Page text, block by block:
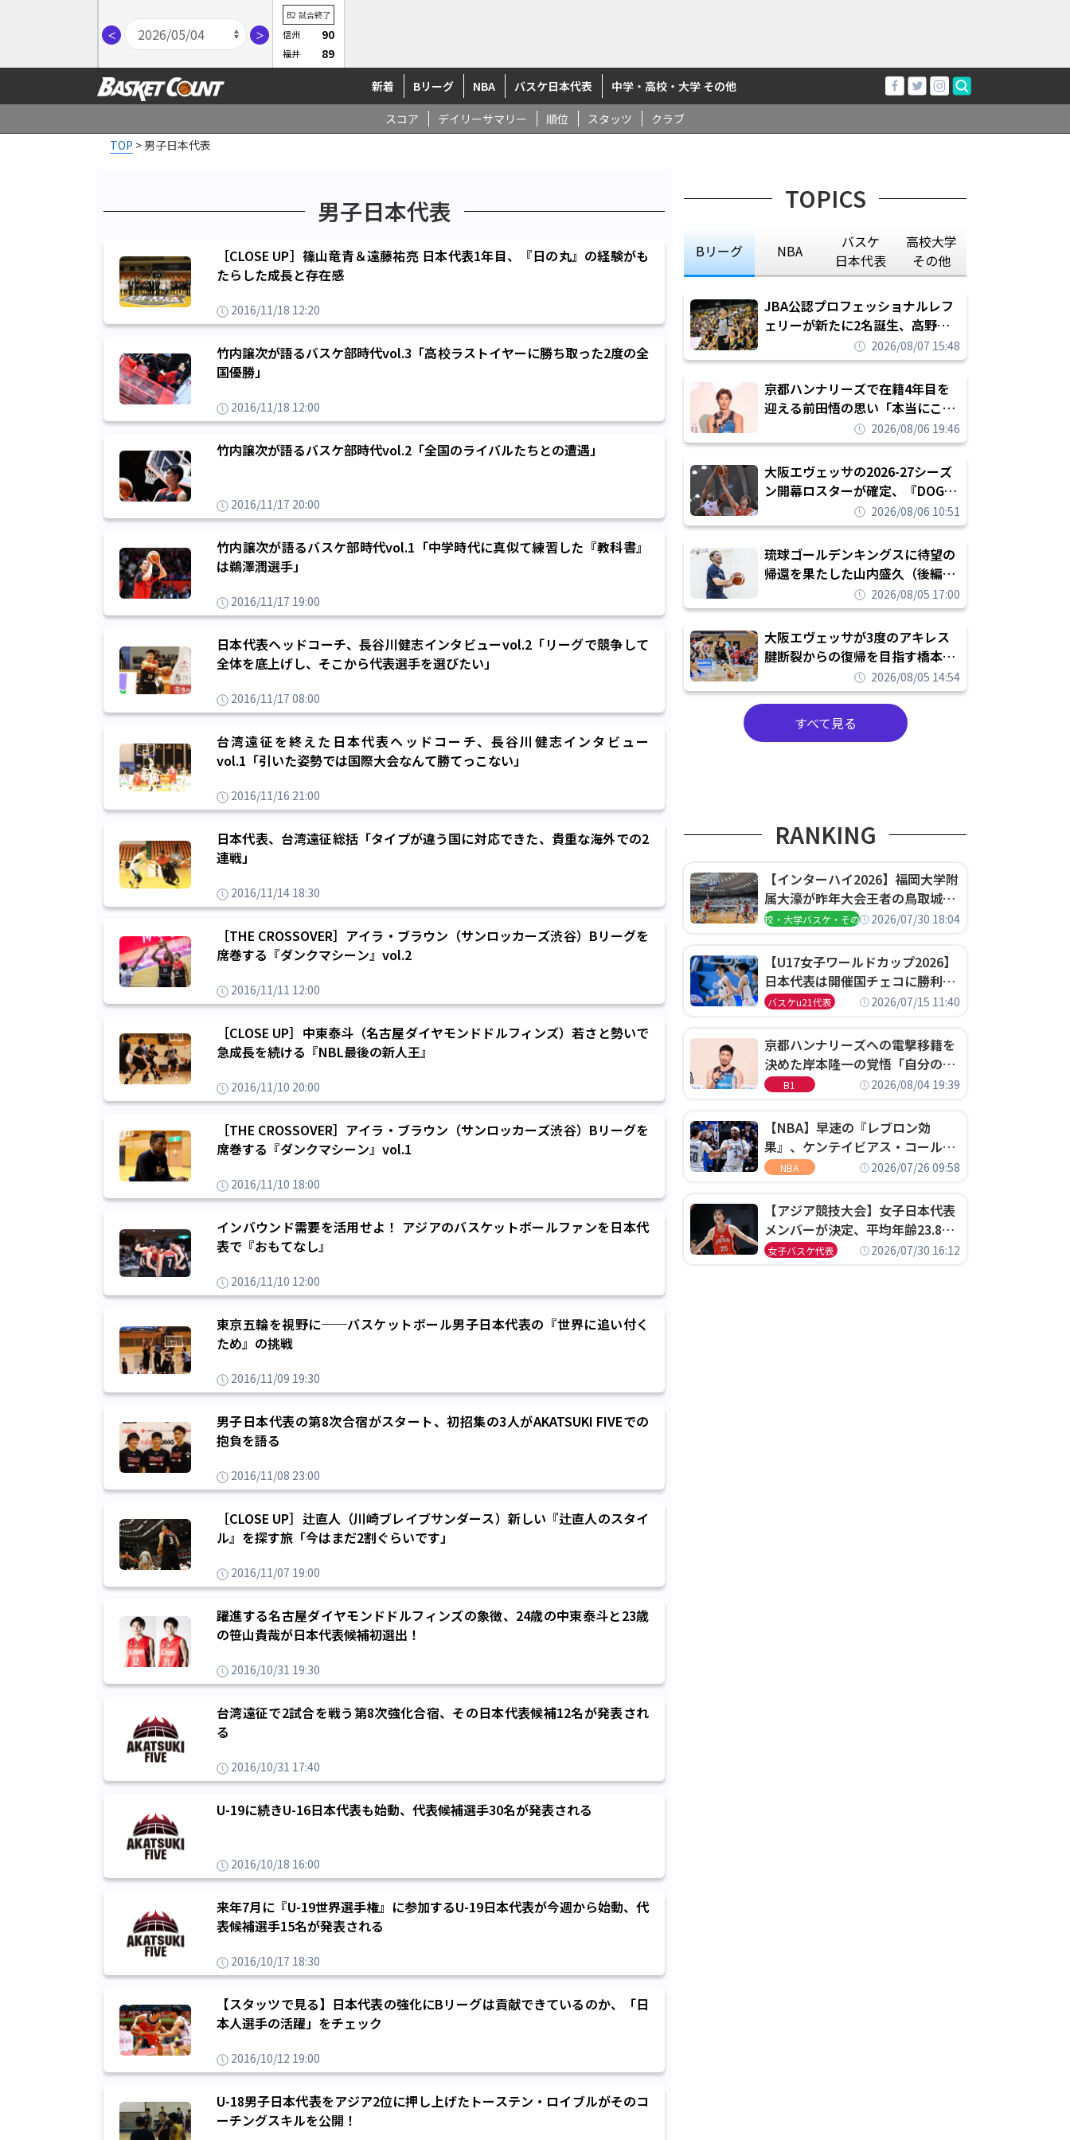
＜ ＞
B2 試合終了
信州 90
福井 89
新着 Bリーグ NBA バスケ日本代表 中学・高校・大学 その他
スコア デイリーサマリー 順位 スタッツ
クラブ
TOP >男子日本代表
男子日本代表
［CLOSE UP］篠山竜青＆遠藤祐亮 日本代表1年目、『日の丸』の経験がも
たらした成長と存在感
2016/11/18 12:20
竹内譲次が語るバスケ部時代vol.3「高校ラストイヤーに勝ち取った2度の全
国優勝」
2016/11/18 12:00
竹内譲次が語るバスケ部時代vol.2「全国のライバルたちとの遭遇」
2016/11/17 20:00
竹内譲次が語るバスケ部時代vol.1「中学時代に真似て練習した『教科書』
は鵜澤潤選手」
2016/11/17 19:00
日本代表ヘッドコーチ、長谷川健志インタビューvol.2「リーグで競争して
全体を底上げし、そこから代表選手を選びたい」
2016/11/17 08:00
台湾遠征を終えた日本代表ヘッドコーチ、長谷川健志インタビュー
vol.1「引いた姿勢では国際大会なんて勝てっこない」
2016/11/16 21:00
日本代表、台湾遠征総括「タイプが違う国に対応できた、貴重な海外での2
連戦」
2016/11/14 18:30
［THE CROSSOVER］アイラ・ブラウン（サンロッカーズ渋谷）Bリーグを
席巻する『ダンクマシーン』vol.2
2016/11/11 12:00
［CLOSE UP］中東泰斗（名古屋ダイヤモンドドルフィンズ）若さと勢いで
急成長を続ける『NBL最後の新人王』
2016/11/10 20:00
［THE CROSSOVER］アイラ・ブラウン（サンロッカーズ渋谷）Bリーグを
席巻する『ダンクマシーン』vol.1
2016/11/10 18:00
インバウンド需要を活用せよ！ アジアのバスケットボールファンを日本代
表で『おもてなし』
2016/11/10 12:00
東京五輪を視野に──バスケットボール男子日本代表の『世界に追い付く
ため』の挑戦
2016/11/09 19:30
男子日本代表の第8次合宿がスタート、初招集の3人がAKATSUKI FIVEでの
抱負を語る
2016/11/08 23:00
［CLOSE UP］辻直人（川崎ブレイブサンダース）新しい『辻直人のスタイ
ル』を探す旅「今はまだ2割ぐらいです」
2016/11/07 19:00
躍進する名古屋ダイヤモンドドルフィンズの象徴、24歳の中東泰斗と23歳
の笹山貴哉が日本代表候補初選出！
2016/10/31 19:30
台湾遠征で2試合を戦う第8次強化合宿、その日本代表候補12名が発表され
る
2016/10/31 17:40
U-19に続きU-16日本代表も始動、代表候補選手30名が発表される
2016/10/18 16:00
来年7月に『U-19世界選手権』に参加するU-19日本代表が今週から始動、代
表候補選手15名が発表される
2016/10/17 18:30
【スタッツで見る】日本代表の強化にBリーグは貢献できているのか、「日
本人選手の活躍」をチェック
2016/10/12 19:00
U-18男子日本代表をアジア2位に押し上げたトーステン・ロイブルがそのコ
ーチングスキルを公開！
TOPICS
Bリーグ NBA
バスケ
日本代表
高校大学
その他
JBA公認プロフェッショナルレフ
ェリーが新たに2名誕生、高野晃
平は16年間続けた会社員生活に別
れを告げてプロ転向を決断
2026/08/07 15:48
京都ハンナリーズで在籍4年目を
迎える前田悟の思い「本当にこの
チームで勝ちたい、負けたまま舐
められたまま終わりたくない」
2026/08/06 19:46
大阪エヴェッサの2026-27シーズ
ン開幕ロスターが確定、『DOG
FIGHT』のチームカルチャーを推
し進めて結果を求めるシーズンへ
2026/08/06 10:51
琉球ゴールデンキングスに待望の
帰還を果たした山内盛久（後編）
「1人のウチナーンチュとしてみ
んなが誇りに思えるチームにして
いく」
2026/08/05 17:00
大阪エヴェッサが3度のアキレス
腱断裂からの復帰を目指す橋本拓
哉と契約を締結「もう一度コート
に立ちたい」
2026/08/05 14:54
すべて見る
RANKING
【インターハイ2026】福岡大学附
属大濠が昨年大会王者の鳥取城北
を撃破、大阪薫英女学院は岐阜女
高校・大学バスケ・その他2026/07/30 18:04
【U17女子ワールドカップ2026】
日本代表は開催国チェコに勝利し
て予選グループ3連勝で首位通
決定
バスケu21代表 2026/07/15 11:40
京都ハンナリーズへの電撃移籍を
決めた岸本隆一の覚悟「自分のエ
ゴというちっぽけなことのため
B1 2026/08/04 19:39
【NBA】早速の『レブロン効
果』、ケンテイビアス・コールド
ウェル・ポープがセブンティシク
NBA 2026/07/26 09:58
【アジア競技大会】女子日本代表
メンバーが決定、平均年齢23.8歳
のフレッシュなメンバーが日本開
女子バスケ代表 2026/07/30 16:12